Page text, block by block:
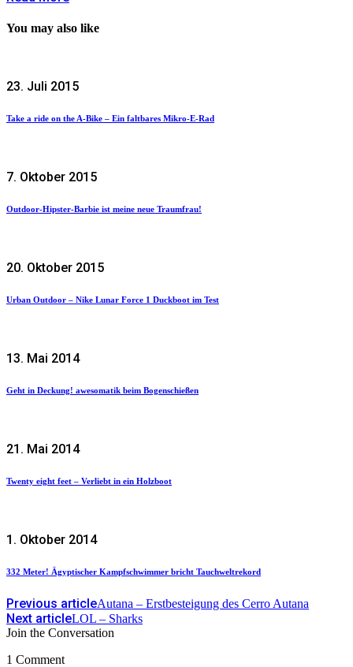
You may also like
23. Juli 2015
Take a ride on the A-Bike – Ein faltbares Mikro-E-Rad
7. Oktober 2015
Outdoor-Hipster-Barbie ist meine neue Traumfrau!
20. Oktober 2015
Urban Outdoor – Nike Lunar Force 1 Duckboot im Test
13. Mai 2014
Geht in Deckung! awesomatik beim Bogenschießen
21. Mai 2014
Twenty eight feet – Verliebt in ein Holzboot
1. Oktober 2014
332 Meter! Ägyptischer Kampfschwimmer bricht Tauchweltrekord
Previous articleAutana – Erstbesteigung des Cerro Autana
Next articleLOL – Sharks
Join the Conversation
1 Comment